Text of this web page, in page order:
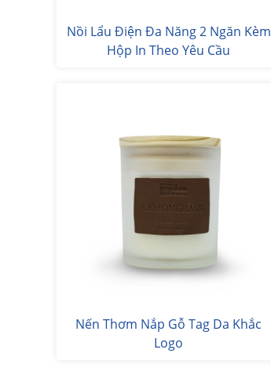
Nồi Lẩu Điện Đa Năng 2 Ngăn Kèm
Hộp In Theo Yêu Cầu
Nến Thơm Nắp Gỗ Tag Da Khắc
Logo